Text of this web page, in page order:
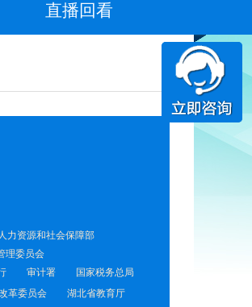
直播回看
人力资源和社会保障部
理委员会
审计署
国家税务总局
革委员会
湖北省教育厅